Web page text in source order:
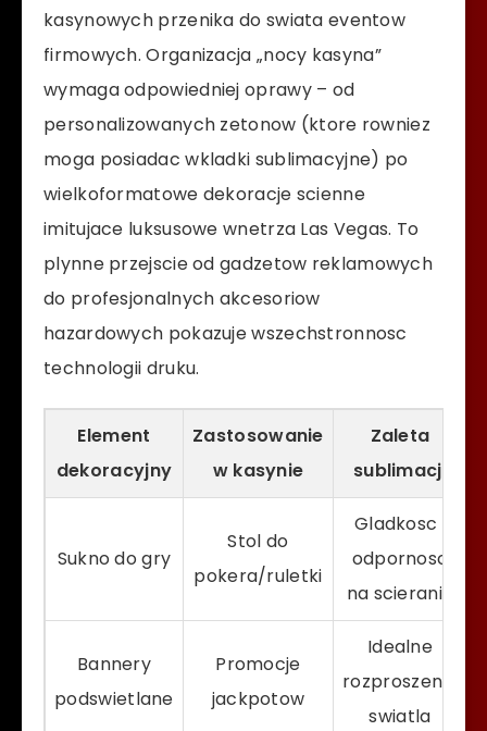
kasynowych przenika do swiata eventow
firmowych. Organizacja „nocy kasyna”
wymaga odpowiedniej oprawy – od
personalizowanych zetonow (ktore rowniez
moga posiadac wkladki sublimacyjne) po
wielkoformatowe dekoracje scienne
imitujace luksusowe wnetrza Las Vegas. To
plynne przejscie od gadzetow reklamowych
do profesjonalnych akcesoriow
hazardowych pokazuje wszechstronnosc
technologii druku.
Element
dekoracyjny
Zastosowanie
w kasynie
Zaleta
sublimacji
Sukno do gry
Stol do
pokera/ruletki
Gladkosc i
odpornosc
na scieranie
Bannery
podswietlane
Promocje
jackpotow
Idealne
rozproszenie
swiatla